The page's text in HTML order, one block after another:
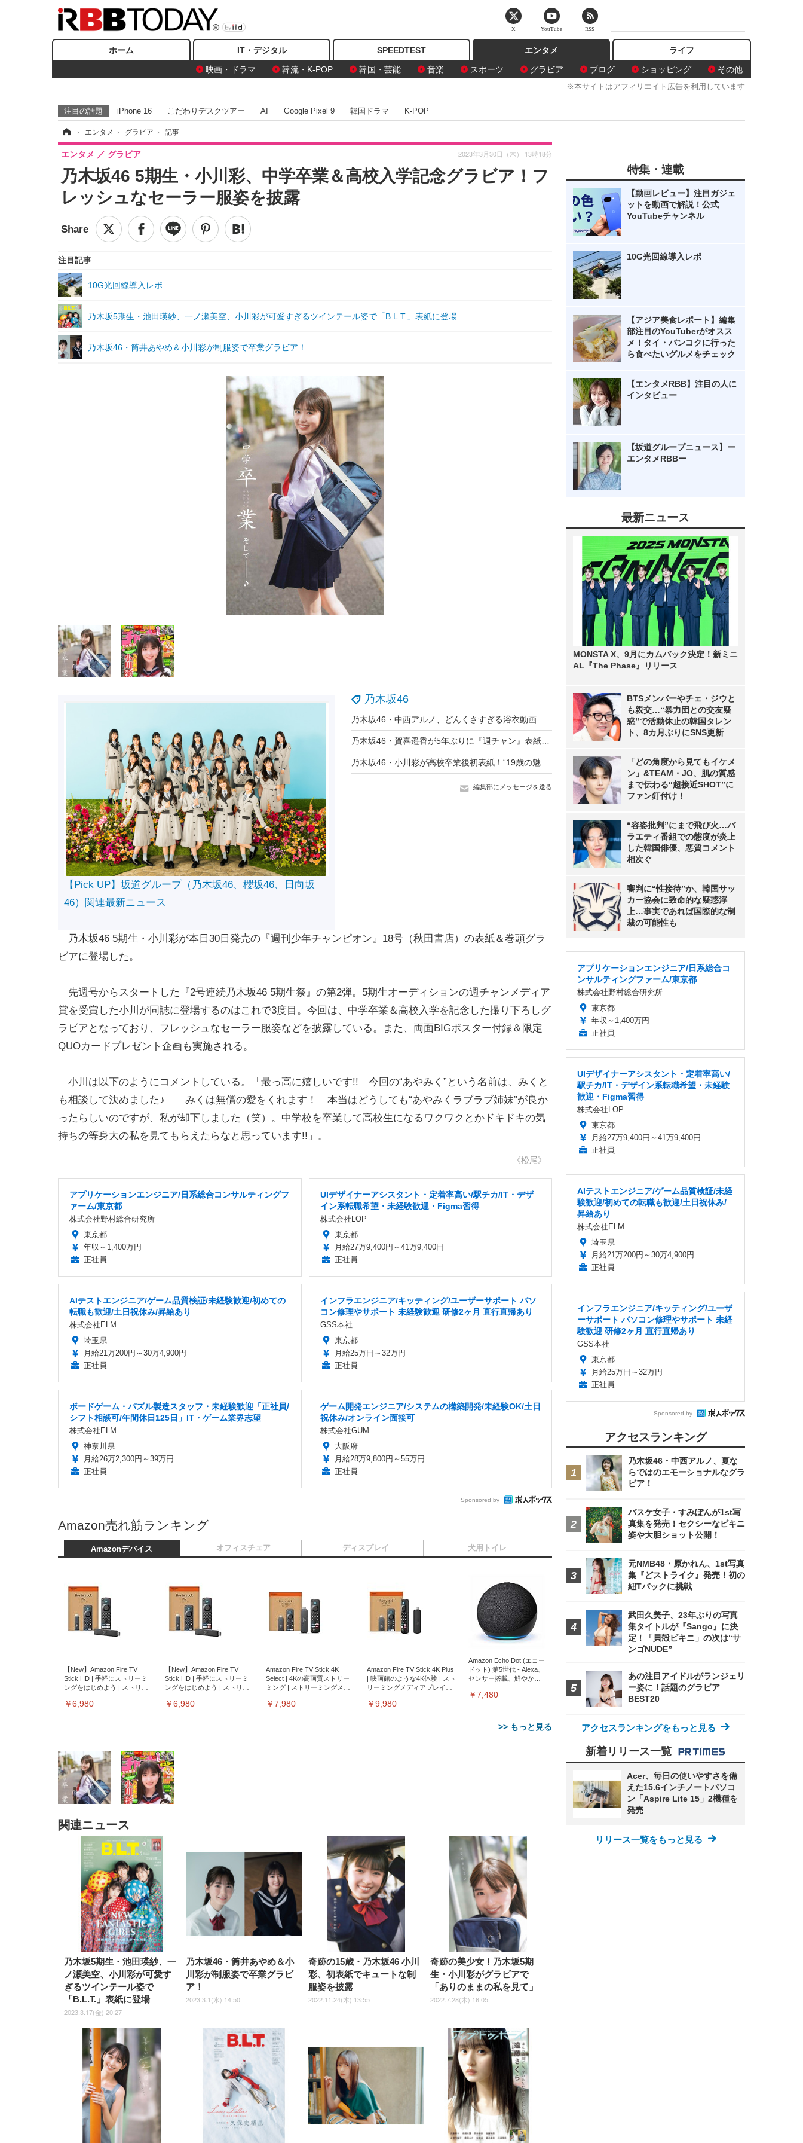
ホーム IT・デジタル SPEEDTEST
エンタメ
映画・ドラマ
韓流・K-POP 韓国・芸能 音楽 スポーツ グラビア ブログ ショッピング その他
ライフ
※本サイトはアフィリエイト広告を利用しています
注目の話題 iPhone 16 こだわりデスクツアー AI Google Pixel 9 韓国ドラマ K-POP
› エンタメ › グラビア › 記事
乃木坂46 5期生・小川彩、中学卒業＆高校入学記念グラビア！フ
レッシュなセーラー服姿を披露
エンタメ グラビア 2023年3月30日（木） 13時18分
注目記事
10G光回線導入レポ
乃木坂5期生・池田瑛紗、一ノ瀬美空、小川彩が可愛すぎるツインテール姿で「B.L.T.」表紙に登場
乃木坂46・筒井あやめ＆小川彩が制服姿で卒業グラビア！
乃木坂46
編集部にメッセージを送る
【Pick UP】坂道グループ（乃木坂46、櫻坂46、日向坂
46）関連最新ニュース
乃木坂46 5期生・小川彩が本日30日発売の『週刊少年チャンピオン』18号（秋田書店）の表紙＆巻頭グラ
ビアに登場した。
先週号からスタートした『2号連続乃木坂46 5期生祭』の第2弾。5期生オーディションの週チャンメディア
賞を受賞した小川が同誌に登場するのはこれで3度目。今回は、中学卒業＆高校入学を記念した撮り下ろしグ
ラビアとなっており、フレッシュなセーラー服姿などを披露している。また、両面BIGポスター付録＆限定
QUOカードプレゼント企画も実施される。
小川は以下のようにコメントしている。「最っ高に嬉しいです!! 今回の“あやみく”という名前は、みくと
も相談して決めました♪ みくは無償の愛をくれます！ 本当はどうしても“あやみくラブラブ姉妹”が良か
ったらしいのですが、私が却下しました（笑）。中学校を卒業して高校生になるワクワクとかドキドキの気
持ちの等身大の私を見てもらえたらなと思っています!!」。
《松尾》
アプリケーションエンジニア/日系総合コンサルティングフ
ァーム/東京都
株式会社野村総合研究所
東京都
年収～1,400万円
正社員
UIデザイナーアシスタント・定着率高い/駅チカ/IT・デザ
イン系転職希望・未経験歓迎・Figma習得
株式会社LOP
東京都
月給27万9,400円～41万9,400円
正社員
AIテストエンジニア/ゲーム品質検証/未経験歓迎/初めての
転職も歓迎/土日祝休み/昇給あり
株式会社ELM
埼玉県
月給21万200円～30万4,900円
正社員
インフラエンジニア/キッティング/ユーザーサポート パソ
コン修理やサポート 未経験歓迎 研修2ヶ月 直行直帰あり
GSS本社
東京都
月給25万円～32万円
正社員
ボードゲーム・パズル製造スタッフ・未経験歓迎「正社員/
シフト相談可/年間休日125日」IT・ゲーム業界志望
株式会社ELM
神奈川県
月給26万2,300円～39万円
正社員
ゲーム開発エンジニア/システムの構築開発/未経験OK/土日
祝休み/オンライン面接可
株式会社GUM
大阪府
月給28万9,800円～55万円
正社員
Sponsored by
Amazon売れ筋ランキング
Amazonデバイス
【New】Amazon Fire TV
Stick HD | 手軽にストリーミ
ングをはじめよう | ストリー
￥6,980
【New】Amazon Fire TV
Stick HD | 手軽にストリーミ
ングをはじめよう | ストリー
￥6,980
Amazon Fire TV Stick 4K
Select | 4Kの高画質ストリー
ミング | ストリーミングメデ
￥7,980
Amazon Fire TV Stick 4K Plus
| 映画館のような4K体験 | スト
リーミングメディアプレイヤ
￥9,980
Amazon Echo Dot (エコー
ドット) 第5世代 - Alexa、
センサー搭載、鮮やかな
￥7,480
>> もっと見る
オフィスチェア
[EdoErgo] オフィスチェア 椅
子 テレワーク 疲れない 跳ね
上げ式アームレスト コンパク
ト 約105度ロッキング pc 事務
椅子 360度回転 座面昇降 強化
ナイロン樹脂ベース 通気性メ
ッシュ 在宅ワーク H-
WY01(黒網+黒枠+黒足)
￥5,699
／デスクチェア メッシュチェ
ア 人間工学 疲れない ブラッ
Sezlife オフィスチェア デスク
チェア 疲れない テレワーク
チェア 強化バックレスト 30
度ロッキング機能 人間工学 椅
子 腰サポート 90度跳ね上げ
式アームレスト 3Dヘッドレス
ト ハンガー付き 高反発クッシ
ョン PCチェア 通気性メッシ
ュ ゲーミング/勉強/事務用 お
しゃれ パソコンチェア (ブラ
ック)
￥7,680
Sezlife オフィスチェア デスク
チェア 疲れない テレワーク
チェア 強化バックレスト 30度
ロッキング機能 人間工学 椅子
腰サポート 90度跳ね上げ式ア
ームレスト 3Dヘッドレスト
ハンガー付き 高反発クッショ
ン PCチェア 通気性メッシュ
ゲーミング/勉強/事務用 おし
ゃれ パソコンチェア (ホワイ
ト)
￥7,680
ANDWINT オフィスチェ
ア デスクチェア 肘なし メ
ッシュ 通気性 ランバーサ
ポート付き 腰サポート ガ
ス圧無段階昇降 360度回
転 キャスター付き コンパ
クト 幅52×奥行58.5×高さ
84～96cm テレワーク 在
宅勤務 ブラック
￥4,139
ディスプレイ
EIZO ビジネス向けプレミア
ムモニター | FlexScan
EV3240X-WT | 31.5型4K
UHD・USB Type-C・ホワイ
￥105,595
EIZO ビジネス向けプレミア
ムモニター | FlexScan
UHD・USB Type-C・ホワイ
ニター DualSense 充電フッ
ク付き（CFI-ZDM1J）
￥49,979
【整備済み品】Dell
E2724HS 27インチ 液晶モ
ニター フル
HD（1920×1080）VA 非光
沢 HDMI/DisplayPort/VGA
スピーカー内蔵 高さ調整 ス
イベル VESA対応
ComfortView ビジネス向け
￥15,800
【MiniLED/24.5inch/280Hz/FHD】
GRAPHT THE SHOOTER
Gaming Monitor 24” Essential ゲ
ーミングモニター QD 24.5インチ
1ms FHD 量子ドット 残像低減 (3
年保証 | 輝点保証 | 日本メーカー)
￥34,980
犬用トイレ
Amazonベーシック ペットシ
ーツ 薄型 レギュラー 1回使い
捨て 無香料 ホワイト 300枚
￥3,373
ーツ 厚型 ワイド 42枚x2袋(84
枚) ホワイト(吸収面:ライトブ
ネオ・ルーライフ ネオ・オム
ツ L 中型犬用 26枚入り 単品
￥1,800
Smart Basic(スマートベーシ
ック) 【Amazon.co.jp限定】
Smart Basic アイリスオーヤマ
ペットシーツ 超厚型 お徳用
ワイド 100枚入 (x 1) (ケース
販売)
￥3,670
アイリスオーヤマ ペット
シーツ 超厚型 お徳用 レギ
ュラー 200枚入
【Amazon.co.jp限定】
￥3,731
関連ニュース
乃木坂5期生・池田瑛紗、一
ノ瀬美空、小川彩が可愛す
ぎるツインテール姿で
「B.L.T.」表紙に登場
2023.3.17(金) 20:27
乃木坂46・筒井あやめ＆小
川彩が制服姿で卒業グラビ
ア！
2023.3.1(水) 14:50
奇跡の15歳・乃木坂46 小川
彩、初表紙でキュートな制
服姿を披露
2022.11.24(木) 13:55
奇跡の美少女！乃木坂5期
生・小川彩がグラビアで
「ありのままの私を見て」
2022.7.28(木) 16:05
特集・連載
【動画レビュー】注目ガジェ
ットを動画で解説！公式
YouTubeチャンネル
10G光回線導入レポ
【アジア美食レポート】編集
部注目のYouTuberがオスス
メ！タイ・バンコクに行った
ら食べたいグルメをチェック
【エンタメRBB】注目の人に
インタビュー
【坂道グループニュース】ー
エンタメRBBー
最新ニュース
MONSTA X、9月にカムバック決定！新ミニ
AL『The Phase』リリース
BTSメンバーやチェ・ジウと
も親交…“暴力団との交友疑
惑”で活動休止の韓国タレン
ト、8カ月ぶりにSNS更新
「どの角度から見てもイケメ
ン」&TEAM・JO、肌の質感
まで伝わる“超接近SHOT”に
ファン釘付け！
“容姿批判”にまで飛び火…バ
ラエティ番組での態度が炎上
した韓国俳優、悪質コメント
相次ぐ
審判に“性接待”か、韓国サッ
カー協会に致命的な疑惑浮
上…事実であれば国際的な制
裁の可能性も
アプリケーションエンジニア/日系総合コ
ンサルティングファーム/東京都
株式会社野村総合研究所
東京都
年収～1,400万円
正社員
UIデザイナーアシスタント・定着率高い/
駅チカ/IT・デザイン系転職希望・未経験
歓迎・Figma習得
株式会社LOP
東京都
月給27万9,400円～41万9,400円
正社員
AIテストエンジニア/ゲーム品質検証/未経
験歓迎/初めての転職も歓迎/土日祝休み/
昇給あり
株式会社ELM
埼玉県
月給21万200円～30万4,900円
正社員
インフラエンジニア/キッティング/ユーザ
ーサポート パソコン修理やサポート 未経
験歓迎 研修2ヶ月 直行直帰あり
GSS本社
東京都
月給25万円～32万円
正社員
Sponsored by
アクセスランキング
乃木坂46・中西アルノ、夏な
らではのエモーショナルなグラ
ビア！
バスケ女子・すみぽんが1st写
真集を発売！セクシーなビキニ
姿や大胆ショット公開！
元NMB48・原かれん、1st写真
集『どストライク』発売！初の
紐Tバックに挑戦
武田久美子、23年ぶりの写真
集タイトルが『Sango』に決
定！「貝殻ビキニ」の次は“サ
ンゴNUDE”
あの注目アイドルがランジェリ
ー姿に！話題のグラビア
BEST20
アクセスランキングをもっと見る
新着リリース一覧
Acer、毎日の使いやすさを備
えた15.6インチノートパソコ
ン「Aspire Lite 15」2機種を
発売
リリース一覧をもっと見る
X YouTube RSS